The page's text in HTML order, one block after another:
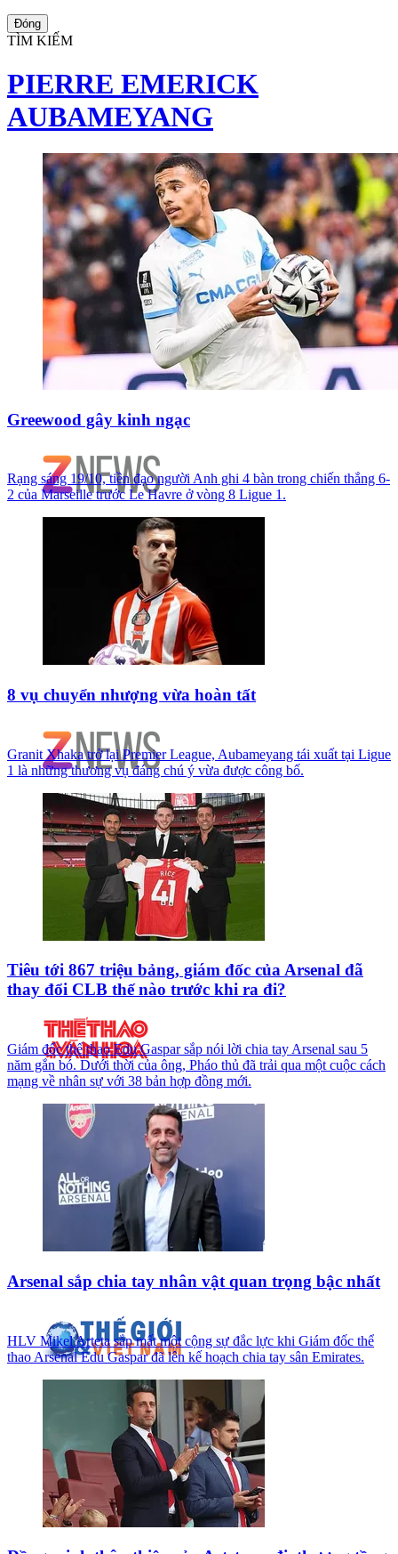
Đóng
TÌM KIẾM
PIERRE EMERICK
AUBAMEYANG
Greewood gây kinh ngạc
Rạng sáng 19/10, tiền đạo người Anh ghi 4 bàn trong chiến thắng 6-
2 của Marseille trước Le Havre ở vòng 8 Ligue 1.
8 vụ chuyển nhượng vừa hoàn tất
Granit Xhaka trở lại Premier League, Aubameyang tái xuất tại Ligue
1 là những thương vụ đáng chú ý vừa được công bố.
Tiêu tới 867 triệu bảng, giám đốc của Arsenal đã
thay đổi CLB thế nào trước khi ra đi?
Giám đốc thể thao Edu Gaspar sắp nói lời chia tay Arsenal sau 5
năm gắn bó. Dưới thời của ông, Pháo thủ đã trải qua một cuộc cách
mạng về nhân sự với 38 bản hợp đồng mới.
Arsenal sắp chia tay nhân vật quan trọng bậc nhất
HLV Mikel Arteta sắp mất một cộng sự đắc lực khi Giám đốc thể
thao Arsenal Edu Gaspar đã lên kế hoạch chia tay sân Emirates.